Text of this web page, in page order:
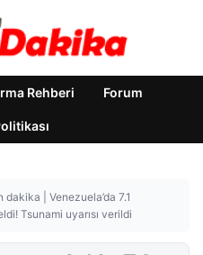
Rehberi Forum
dakika | Venezuela’da 7.1
Tsunami uyarısı verildi